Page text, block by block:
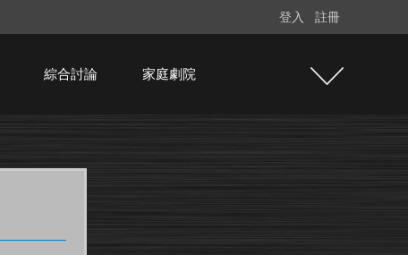
登入 註冊
綜合討論 家庭劇院